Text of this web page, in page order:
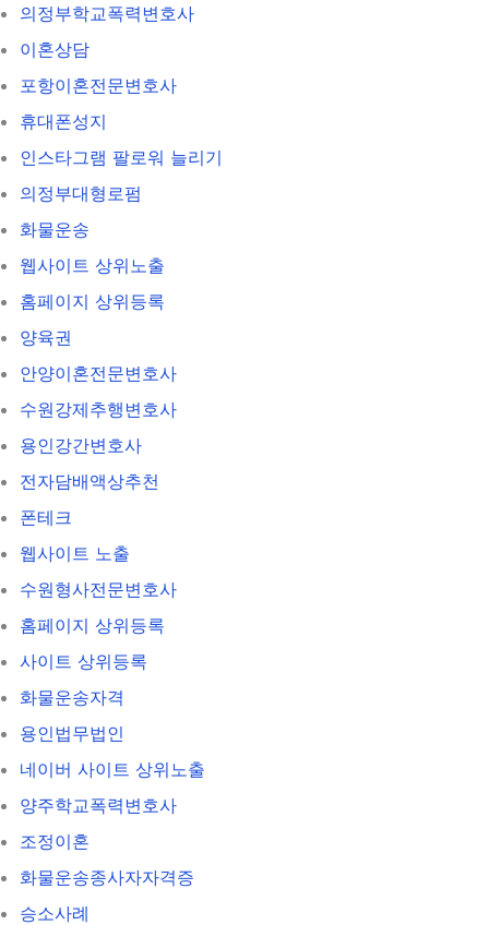
의정부학교폭력변호사
이혼상담
포항이혼전문변호사
휴대폰성지
인스타그램 팔로워 늘리기
의정부대형로펌
화물운송
웹사이트 상위노출
홈페이지 상위등록
양육권
안양이혼전문변호사
수원강제추행변호사
용인강간변호사
전자담배액상추천
폰테크
웹사이트 노출
수원형사전문변호사
홈페이지 상위등록
사이트 상위등록
화물운송자격
용인법무법인
네이버 사이트 상위노출
양주학교폭력변호사
조정이혼
화물운송종사자자격증
승소사례